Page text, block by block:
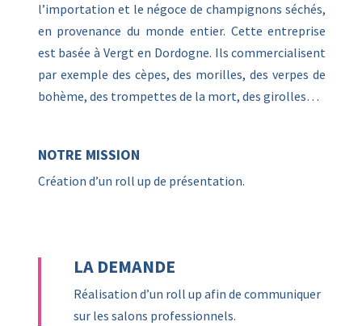
l’importation et le négoce de champignons séchés,
en provenance du monde entier. Cette entreprise
est basée à Vergt en Dordogne. Ils commercialisent
par exemple des cèpes, des morilles, des verpes de
bohème, des trompettes de la mort, des girolles…
NOTRE MISSION
Création d’un roll up de présentation.
LA DEMANDE
Réalisation d’un roll up afin de communiquer
sur les salons professionnels.